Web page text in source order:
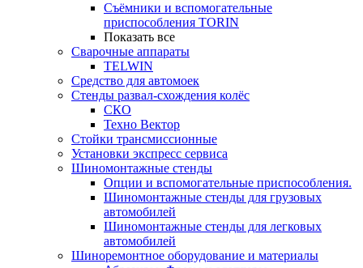
Съёмники и вспомогательные
приспособления TORIN
Показать все
Сварочные аппараты
TELWIN
Средство для автомоек
Стенды развал-схождения колёс
СКО
Техно Вектор
Стойки трансмиссионные
Установки экспресс сервиса
Шиномонтажные стенды
Опции и вспомогательные приспособления.
Шиномонтажные стенды для грузовых
автомобилей
Шиномонтажные стенды для легковых
автомобилей
Шиноремонтное оборудование и материалы